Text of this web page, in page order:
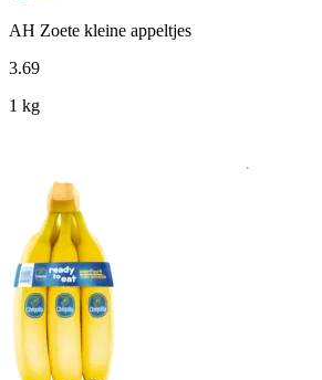
AH Zoete kleine appeltjes
3.69
1 kg